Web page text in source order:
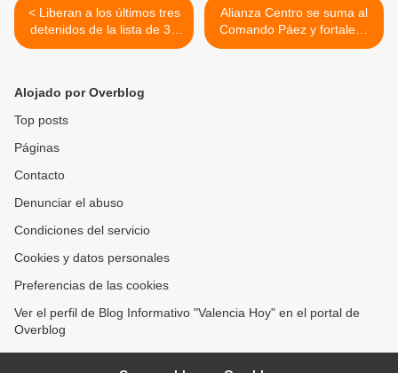
< Liberan a los últimos tres
detenidos de la lista de 33
en club nocturno de
Alianza Centro se suma al
Comando Páez y fortalece
la candidatura de Freddy
Alojado por Overblog
Top posts
Páginas
Contacto
Denunciar el abuso
Condiciones del servicio
Cookies y datos personales
Preferencias de las cookies
Ver el perfil de Blog Informativo "Valencia Hoy" en el portal de
Overblog